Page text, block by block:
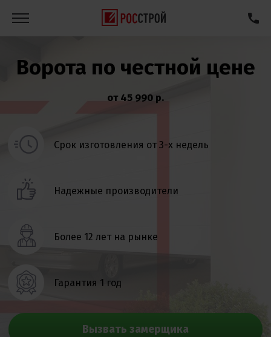
Ворота по честной цене
от 45 990 р.
Срок изготовления от 3-х недель
Надежные производители
Более 12 лет на рынке
Гарантия 1 год
Вызвать замерщика